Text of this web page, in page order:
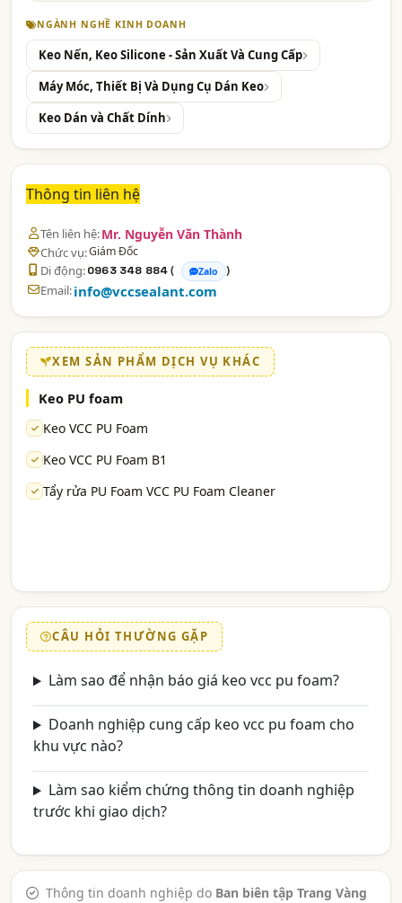
NGÀNH NGHỀ KINH DOANH
Keo Nến, Keo Silicone - Sản Xuất Và Cung Cấp
Máy Móc, Thiết Bị Và Dụng Cụ Dán Keo
Keo Dán và Chất Dính
Thông tin liên hệ
Tên liên hệ:Mr. Nguyễn Văn Thành
Chức vụ:Giám Đốc
Di động:0963 348 884( Zalo )
Email:info@vccsealant.com
XEM SẢN PHẨM DỊCH VỤ KHÁC
Keo PU foam
Keo VCC PU Foam
Keo VCC PU Foam B1
Tẩy rửa PU Foam VCC PU Foam Cleaner
CÂU HỎI THƯỜNG GẶP
Làm sao để nhận báo giá keo vcc pu foam?
Doanh nghiệp cung cấp keo vcc pu foam cho
khu vực nào?
Làm sao kiểm chứng thông tin doanh nghiệp
trước khi giao dịch?
Thông tin doanh nghiệp do Ban biên tập Trang Vàng